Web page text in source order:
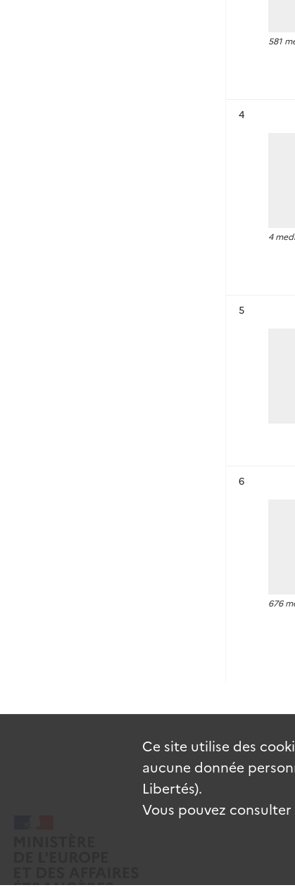
581
4
4
5
6
676
Ce site utilise des
aucune donnée
Libertés).
Vous pouvez